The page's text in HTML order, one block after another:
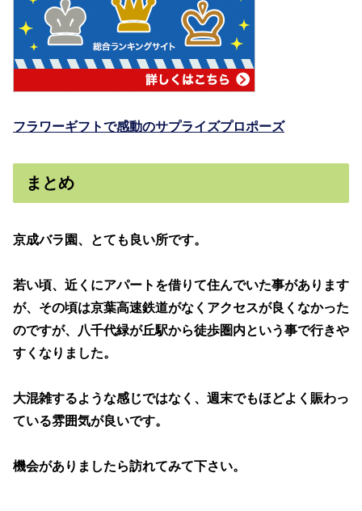
フラワーギフトで感動のサプライズプロポーズ
まとめ
京成バラ園、とても良い所です。
若い頃、近くにアパートを借りて住んでいた事があります
が、その頃は京葉高速鉄道がなくアクセスが良くなかった
のですが、八千代緑が丘駅から徒歩圏内という事で行きや
すくなりました。
大混雑するような感じではなく、週末でもほどよく賑わっ
ている雰囲気が良いです。
機会がありましたら訪れてみて下さい。